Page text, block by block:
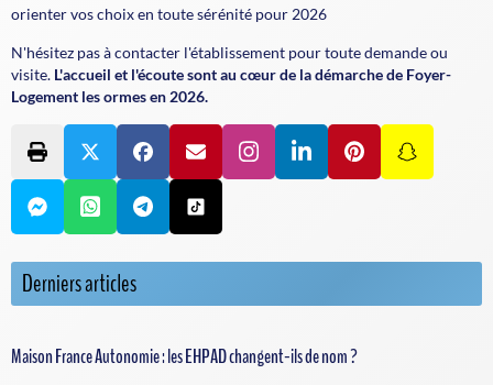
orienter vos choix en toute sérénité pour 2026
N'hésitez pas à contacter l'établissement pour toute demande ou
visite. L'accueil et l'écoute sont au cœur de la démarche de Foyer-
Logement les ormes en 2026.
Derniers articles
Maison France Autonomie : les EHPAD changent-ils de nom ?